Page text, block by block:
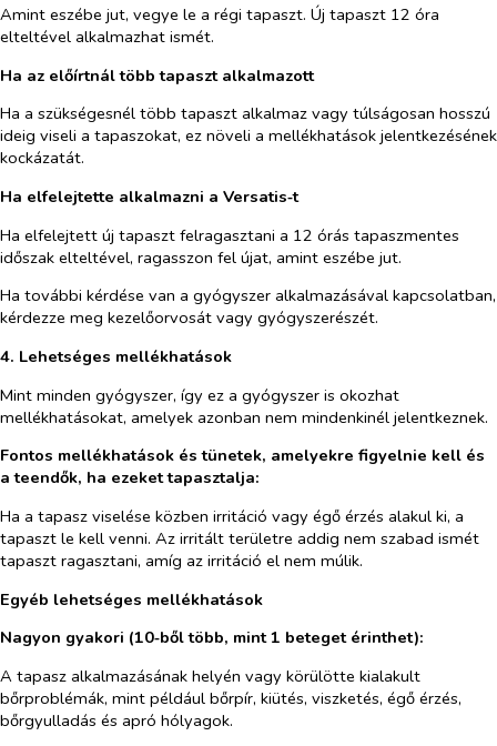
Amint eszébe jut, vegye le a régi tapaszt. Új tapaszt 12 óra
elteltével alkalmazhat ismét.
Ha az előírtnál több tapaszt alkalmazott
Ha a szükségesnél több tapaszt alkalmaz vagy túlságosan hosszú
ideig viseli a tapaszokat, ez növeli a mellékhatások jelentkezésének
kockázatát.
Ha elfelejtette alkalmazni a Versatis‑t
Ha elfelejtett új tapaszt felragasztani a 12 órás tapaszmentes
időszak elteltével, ragasszon fel újat, amint eszébe jut.
Ha további kérdése van a gyógyszer alkalmazásával kapcsolatban,
kérdezze meg kezelőorvosát vagy gyógyszerészét.
4. Lehetséges mellékhatások
Mint minden gyógyszer, így ez a gyógyszer is okozhat
mellékhatásokat, amelyek azonban nem mindenkinél jelentkeznek.
Fontos mellékhatások és tünetek, amelyekre figyelnie kell és
a teendők, ha ezeket tapasztalja:
Ha a tapasz viselése közben irritáció vagy égő érzés alakul ki, a
tapaszt le kell venni. Az irritált területre addig nem szabad ismét
tapaszt ragasztani, amíg az irritáció el nem múlik.
Egyéb lehetséges mellékhatások
Nagyon gyakori (10‑ből több, mint 1 beteget érinthet):
A tapasz alkalmazásának helyén vagy körülötte kialakult
bőrproblémák, mint például bőrpír, kiütés, viszketés, égő érzés,
bőrgyulladás és apró hólyagok.